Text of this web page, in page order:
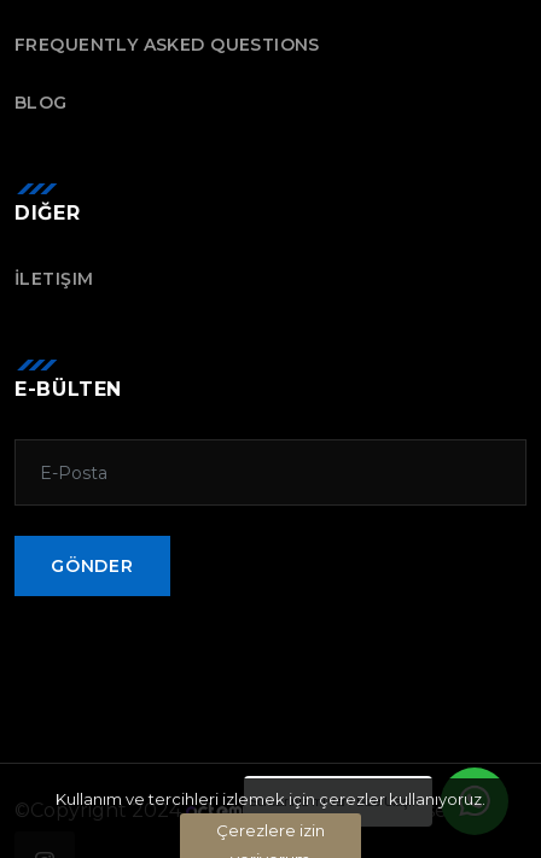
Kullanım ve tercihleri izlemek için çerezler kullanıyoruz.
Çerezlere izin
FREQUENTLY ASKED QUESTIONS
BLOG
DIĞER
İLETIŞIM
E-BÜLTEN
GÖNDER
GÖNDER
©Copyright 2024 . All rights reserved
Sorularınız mı var? Bize Ulaşın